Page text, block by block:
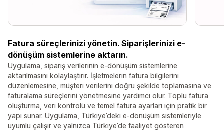
Fatura süreçlerinizi yönetin. Siparişlerinizi e-
dönüşüm sistemlerine aktarın.
Uygulama, sipariş verilerinin e-dönüşüm sistemlerine
aktarılmasını kolaylaştırır. İşletmelerin fatura bilgilerini
düzenlemesine, müşteri verilerini doğru şekilde toplamasına ve
faturalama süreçlerini yönetmesine yardımcı olur. Toplu fatura
oluşturma, veri kontrolü ve temel fatura ayarları için pratik bir
yapı sunar. Uygulama, Türkiye’deki e-dönüşüm sistemleriyle
uyumlu çalışır ve yalnızca Türkiye’de faaliyet gösteren